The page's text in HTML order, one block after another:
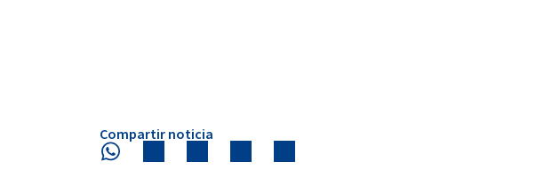
Compartir noticia